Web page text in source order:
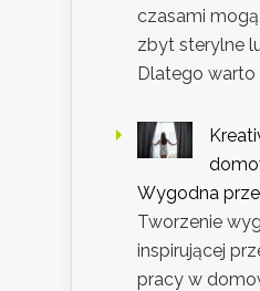
czasami
zbyt sterylne
Dlatego warto
Wygodna
Tworzenie
inspirującej
pracy w